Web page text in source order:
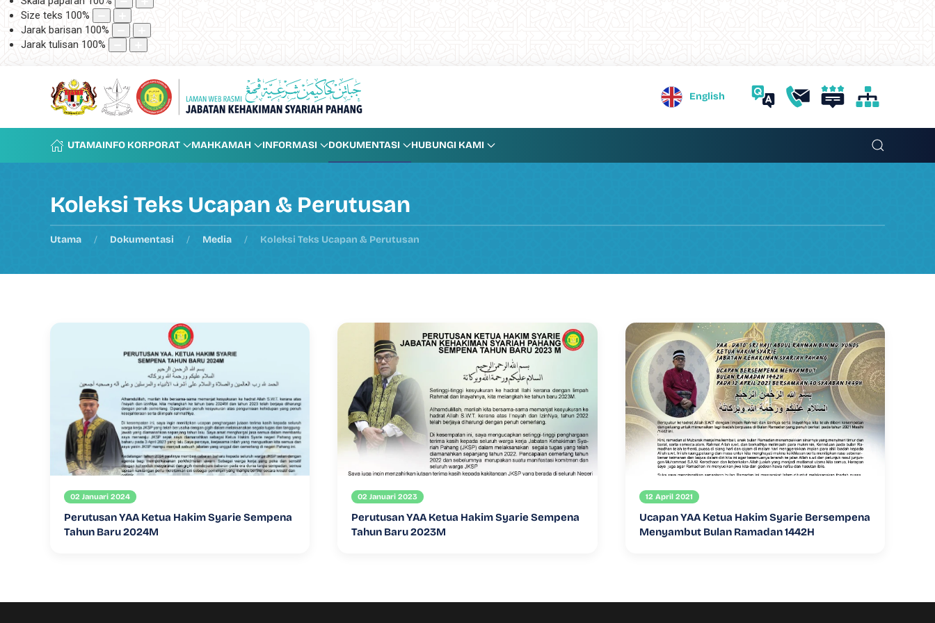
Size teks 100%
Jarak barisan 100%
Jarak tulisan 100%
English
UTAMAINFO KORPORAT MAHKAMAH INFORMASI DOKUMENTASI HUBUNGI KAMI
Koleksi Teks Ucapan & Perutusan
Utama Dokumentasi Media Koleksi Teks Ucapan & Perutusan
02 Januari 2024
Perutusan YAA Ketua Hakim Syarie Sempena
Tahun Baru 2024M
02 Januari 2023
Perutusan YAA Ketua Hakim Syarie Sempena
Tahun Baru 2023M
12 April 2021
Ucapan YAA Ketua Hakim Syarie Bersempena
Menyambut Bulan Ramadan 1442H